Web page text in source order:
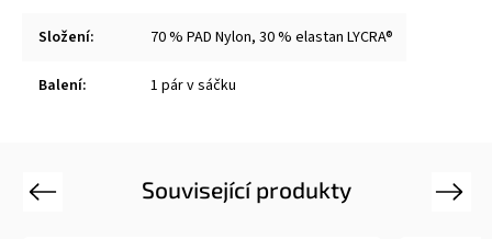
Složení: 70 % PAD Nylon, 30 % elastan LYCRA®
Balení: 1 pár v sáčku
Související produkty
Previous Next